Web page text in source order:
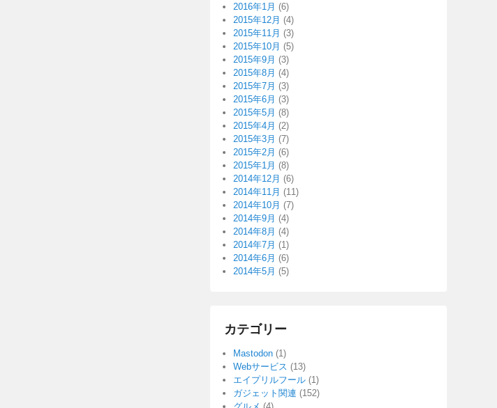
2016年1月 (6)
2015年12月 (4)
2015年11月 (3)
2015年10月 (5)
2015年9月 (3)
2015年8月 (4)
2015年7月 (3)
2015年6月 (3)
2015年5月 (8)
2015年4月 (2)
2015年3月 (7)
2015年2月 (6)
2015年1月 (8)
2014年12月 (6)
2014年11月 (11)
2014年10月 (7)
2014年9月 (4)
2014年8月 (4)
2014年7月 (1)
2014年6月 (6)
2014年5月 (5)
カテゴリー
Mastodon (1)
Webサービス (13)
エイプリルフール (1)
ガジェット関連 (152)